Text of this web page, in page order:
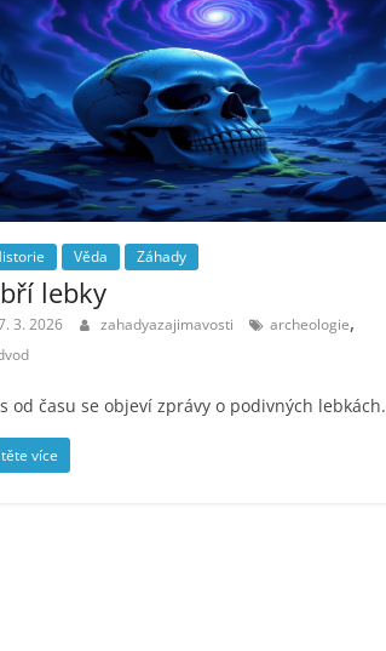
Věda Záhady
lebky
3. 2026 zahadyazajimavosti archeologie,
od času se objeví zprávy o podivných lebkách.
více